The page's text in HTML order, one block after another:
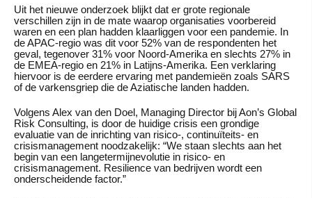
Uit het nieuwe onderzoek blijkt dat er grote regionale
verschillen zijn in de mate waarop organisaties voorbereid
waren en een plan hadden klaarliggen voor een pandemie. In
de APAC-regio was dit voor 52% van de respondenten het
geval, tegenover 31% voor Noord-Amerika en slechts 27% in
de EMEA-regio en 21% in Latijns-Amerika. Een verklaring
hiervoor is de eerdere ervaring met pandemieën zoals SARS
of de varkensgriep die de Aziatische landen hadden.
Volgens Alex van den Doel, Managing Director bij Aon’s Global
Risk Consulting, is door de huidige crisis een grondige
evaluatie van de inrichting van risico-, continuïteits- en
crisismanagement noodzakelijk: “We staan slechts aan het
begin van een langetermijnevolutie in risico- en
crisismanagement. Resilience van bedrijven wordt een
onderscheidende factor.”